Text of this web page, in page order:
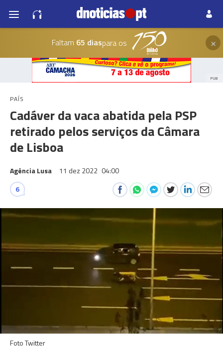
Faltam 65 diaspara os ×
PUB
PAÍS
Cadáver da vaca abatida pela PSP
retirado pelos serviços da Câmara
de Lisboa
Agência Lusa 11 dez 2022 04:00
6
Foto Twitter